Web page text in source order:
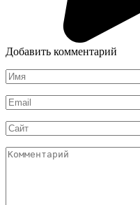
Добавить комментарий
Имя
*
Email
*
Сайт
Комментарий